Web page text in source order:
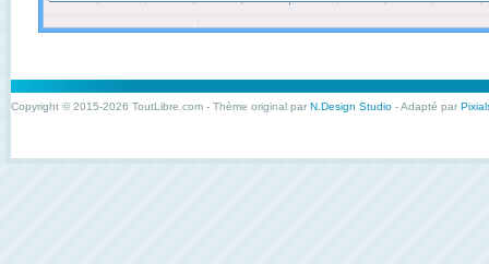
Copyright © 2015-2026 ToutLibre.com - Thème original par N.Design Studio - Adapté par